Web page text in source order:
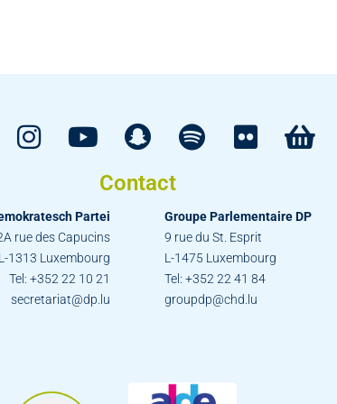
Contact
Partei
rue des Capucins
1313 Luxembourg
Tel: +352 22 10 21
secretariat@dp.lu
Groupe Parlementaire DP
9 rue du St. Esprit
L-1475 Luxembourg
Tel: +352 22 41 84
groupdp@chd.lu